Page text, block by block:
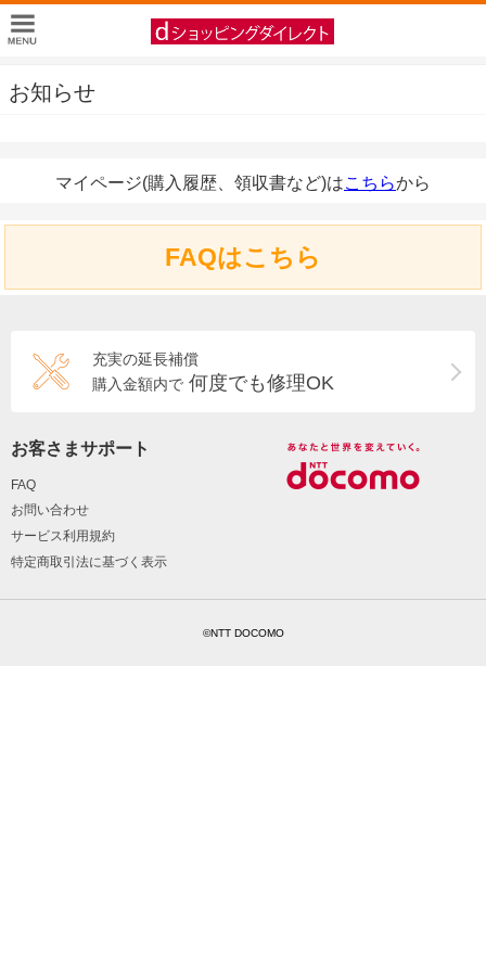
お知らせ
マイページ(購入履歴、領収書など)はこちらから
FAQはこちら
充実の延長補償
購入金額内で 何度でも修理OK
お客さまサポート
FAQ
お問い合わせ
サービス利用規約
特定商取引法に基づく表示
©NTT DOCOMO